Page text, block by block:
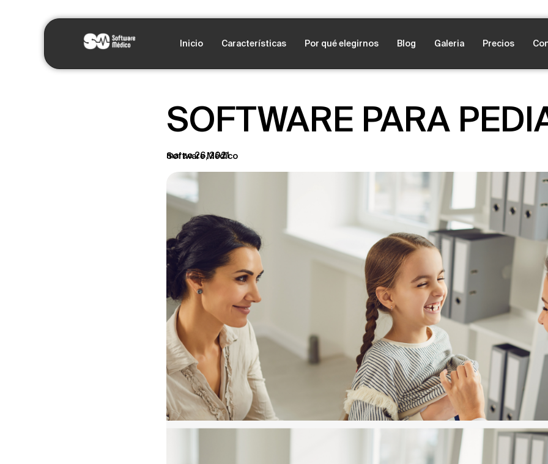
Inicio Características Por qué elegirnos Blog Galeria Precios
SOFTWARE PARA
marzo 26, 2021
Software Médico